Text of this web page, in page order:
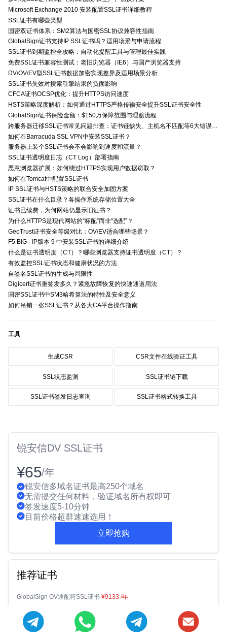
Microsoft Exchange 2010 安装配置SSL证书详细教程
SSL证书有哪些类型
国密双证书体系：SM2算法与国密SSL协议兼容性指南
GlobalSign证书支持IP SSL证书吗？适用场景与申请流程
SSL证书到期监控全攻略：自动化提醒工具与管理最佳实践
免费SSL证书兼容性测试：老旧浏览器（IE6）与国产浏览器支持
DV/OV/EV型SSL证书数据加密实现差异及适用场景分析
SSL证书失效对搜索引擎结果的负面影响
CFCA证书OCSP优化：提升HTTPS访问速度
HSTS策略深度解析：如何通过HTTPS严格传输安全提升SSL证书安全性
GlobalSign证书保险金额：$150万保障范围与理赔流程
如何在Barracuda SSL VPN中安装SSL证书？
服务器上装个SSL证书会不会影响到速度和流量？
SSL证书透明度日志（CT Log）部署指南
恶意浏览器扩展：如何绕过HTTPS实现用户数据窃取？
如何在Tomcat中配置SSL证书
IP SSL证书与HSTS策略的联合安全加固方案
SSL证书在什么目录？各操作系统存储位置大全
证书已续费，为何网站仍显示旧证书？
为什么HTTPS是现代网站的“标配”而非“选配”？
GeoTrust证书安全等级对比：OV/EV适合哪些场景？
F5 BIG - IP版本 9 中安装SSL证书的详细介绍
什么是证书透明度（CT）？哪些浏览器支持证书透明度（CT）？
有效监控SSL证书状态和健康状况的方法
自签名SSL证书的生成与局限性
Digicert证书重签发多久？紧急故障恢复的快速通道用法
国密SSL证书中SM3哈希算法的特性及安全意义
如何吊销一张SSL证书？从各大CA平台操作指南
工具
生成CSR CSR文件在线验证工具
SSL状态监测 SSL证书链下载
SSL证书签发日志查询 SSL证书格式转换工具
锐安信DV SSL证书
¥65/年
锐安信多域名证书最高250个域名
无需提交任何材料，验证域名所有权即可
签发速度5-10分钟
目前价格超群速速选用！
立即抢购
推荐证书
GlobalSign OV通配符SSL证书 ¥9133 /年
Geotrust OV SSL证书 ¥1618
沃通超安SSL Pro证书¥8799